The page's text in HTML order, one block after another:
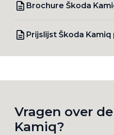
Brochure Škoda
Prijslijst Škoda
Vragen over
Kamiq?